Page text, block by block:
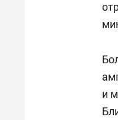
и
Как ГК
создают
комфорта